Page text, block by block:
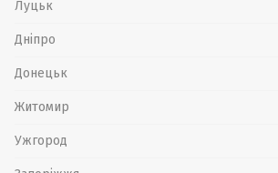
Луцьк
Дніпро
Донецьк
Житомир
Ужгород